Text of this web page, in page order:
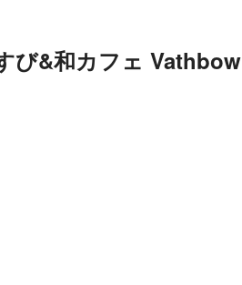
び&和カフェ Vathbow